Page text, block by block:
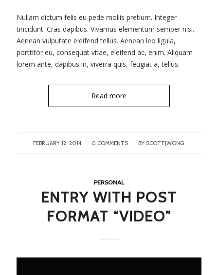
Nullam dictum felis eu pede mollis pretium. Integer
tincidunt. Cras dapibus. Vivamus elementum semper nisi.
Aenean vulputate eleifend tellus. Aenean leo ligula,
porttitor eu, consequat vitae, eleifend ac, enim. Aliquam
lorem ante, dapibus in, viverra quis, feugiat a, tellus.
Read more
FEBRUARY 12, 2014
/ 0 COMMENTS
/ BY SCOTTJWONG
PERSONAL
ENTRY WITH POST
FORMAT “VIDEO”